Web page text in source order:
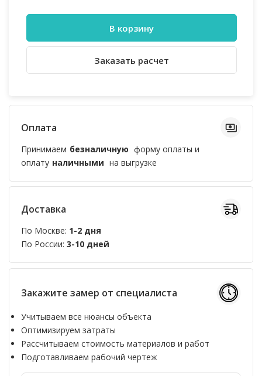
В корзину
Заказать расчет
Оплата
Принимаем безналичную форму оплаты и
оплату наличными на выгрузке
Доставка
По Москве: 1-2 дня
По России: 3-10 дней
Закажите замер от специалиста
Учитываем все нюансы объекта
Оптимизируем затраты
Рассчитываем стоимость материалов и работ
Подготавливаем рабочий чертеж